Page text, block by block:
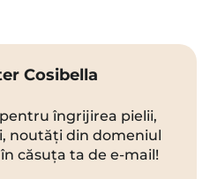
Cosibella
îngrijirea pielii,
noutăți din domeniul
căsuța ta de e-mail!